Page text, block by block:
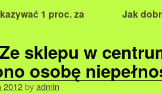
1 proc. za
Jak
sklepu w
osobę
2012byadmin